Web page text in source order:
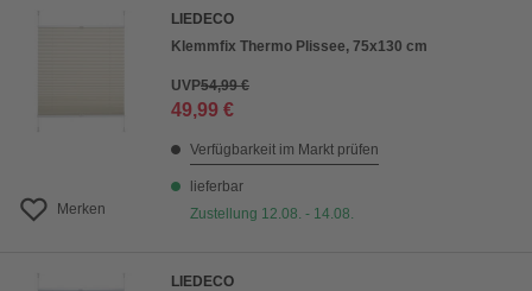
Merken
LIEDECO
Klemmfix Thermo Plissee, 75x130 cm
UVP54,99 €
49,99 €
Verfügbarkeit im Markt prüfen
lieferbar
Zustellung 12.08. - 14.08.
LIEDECO